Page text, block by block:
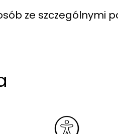
ze szczególnymi